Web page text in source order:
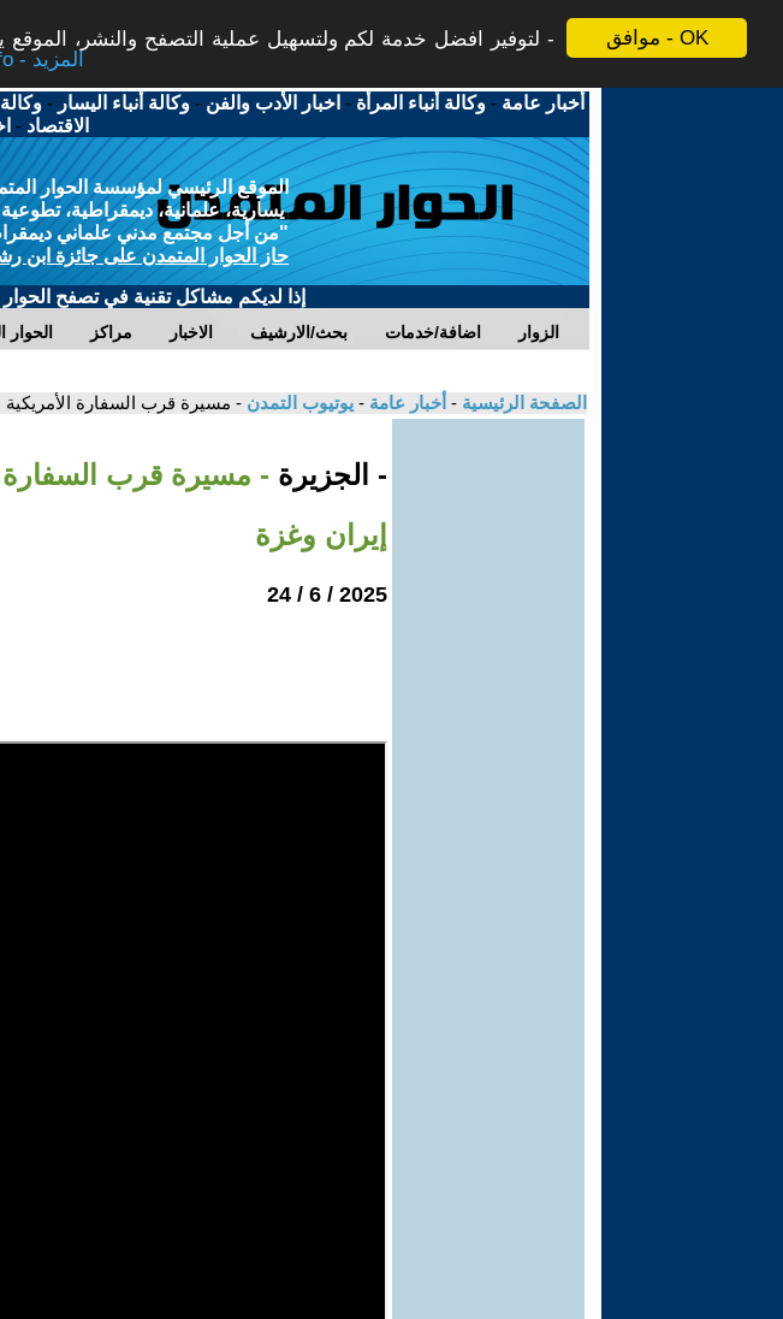
موافق - OK
لتوفير افضل خدمة لكم ولتسهيل عملية التصفح والنشر،
More info - المزيد
أخبار عامة -وكالة أنباء المرأة - اخبار الأدب والفن -وكالة أنباء اليسار -وكالة
الاقتصاد -
الموقع الرئيسي لمؤسسة الحوار
يسارية، علمانية، ديمقراطية،
"من أجل مجتمع مدني علماني
حاز الحوار المتمدن على جائزة ابن
إذا لديكم مشاكل تقنية في تصفح الحوار
الحوار مراكز الاخبار بحث/الارشيف اضافة/خدمات الزوار
الصفحة الرئيسية - أخبار عامة - يوتيوب التمدن - مسيرة قرب السفارة
- الجزيرة - مسيرة قرب السفارة
إيران وغزة
2025 / 6 / 24